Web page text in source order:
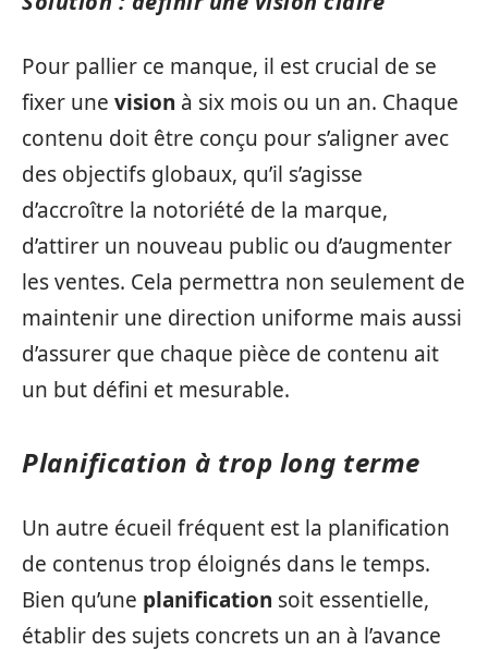
Pour pallier ce manque, il est crucial de se
fixer une vision à six mois ou un an. Chaque
contenu doit être conçu pour s’aligner avec
des objectifs globaux, qu’il s’agisse
d’accroître la notoriété de la marque,
d’attirer un nouveau public ou d’augmenter
les ventes. Cela permettra non seulement de
maintenir une direction uniforme mais aussi
d’assurer que chaque pièce de contenu ait
un but défini et mesurable.
Planification à trop long terme
Un autre écueil fréquent est la planification
de contenus trop éloignés dans le temps.
Bien qu’une planification soit essentielle,
établir des sujets concrets un an à l’avance